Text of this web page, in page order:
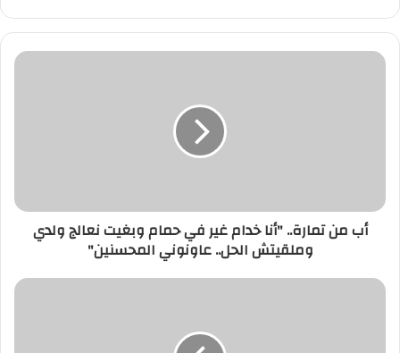
أب
وبغيت
نعالج
الحل..
أب من تمارة.. "أنا خدام غير في حمام وبغيت نعالج ولدي
وملقيتش الحل.. عاونوني المحسنين"
جريمة